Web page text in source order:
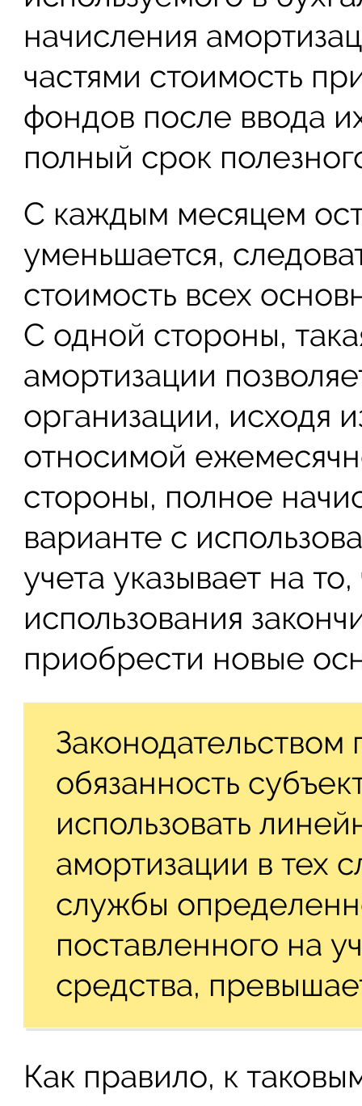
начисления
частями стоимость
фондов после ввода
полный срок
С каждым месяцем
уменьшается,
стоимость всех
С одной стороны,
амортизации
организации, исходя
относимой
стороны, полное
варианте с
учета указывает на
использования
приобрести новые
обязанность
использовать
амортизации в тех
службы
поставленного на
средства,
Как правило, к